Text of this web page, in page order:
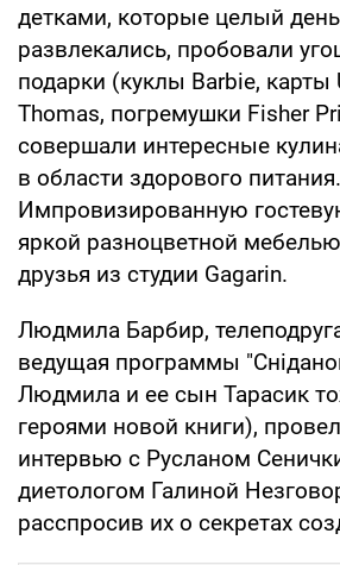
детками, которые целый
развлекались, пробовали
подарки (куклы Barbie, карты
Thomas, погремушки Fisher
совершали интересные
в области здорового питания.
Импровизированную
яркой разноцветной
друзья из студии Gagarin.
Людмила Барбир,
ведущая программы
Людмила и ее сын Тарасик
героями новой книги),
интервью с Русланом
диетологом Галиной
расспросив их о секретах